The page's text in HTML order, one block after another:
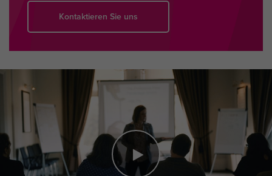
Kontaktieren Sie uns